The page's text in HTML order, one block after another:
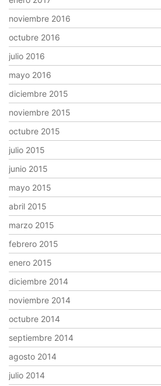
noviembre 2016
octubre 2016
julio 2016
mayo 2016
diciembre 2015
noviembre 2015
octubre 2015
julio 2015
junio 2015
mayo 2015
abril 2015
marzo 2015
febrero 2015
enero 2015
diciembre 2014
noviembre 2014
octubre 2014
septiembre 2014
agosto 2014
julio 2014